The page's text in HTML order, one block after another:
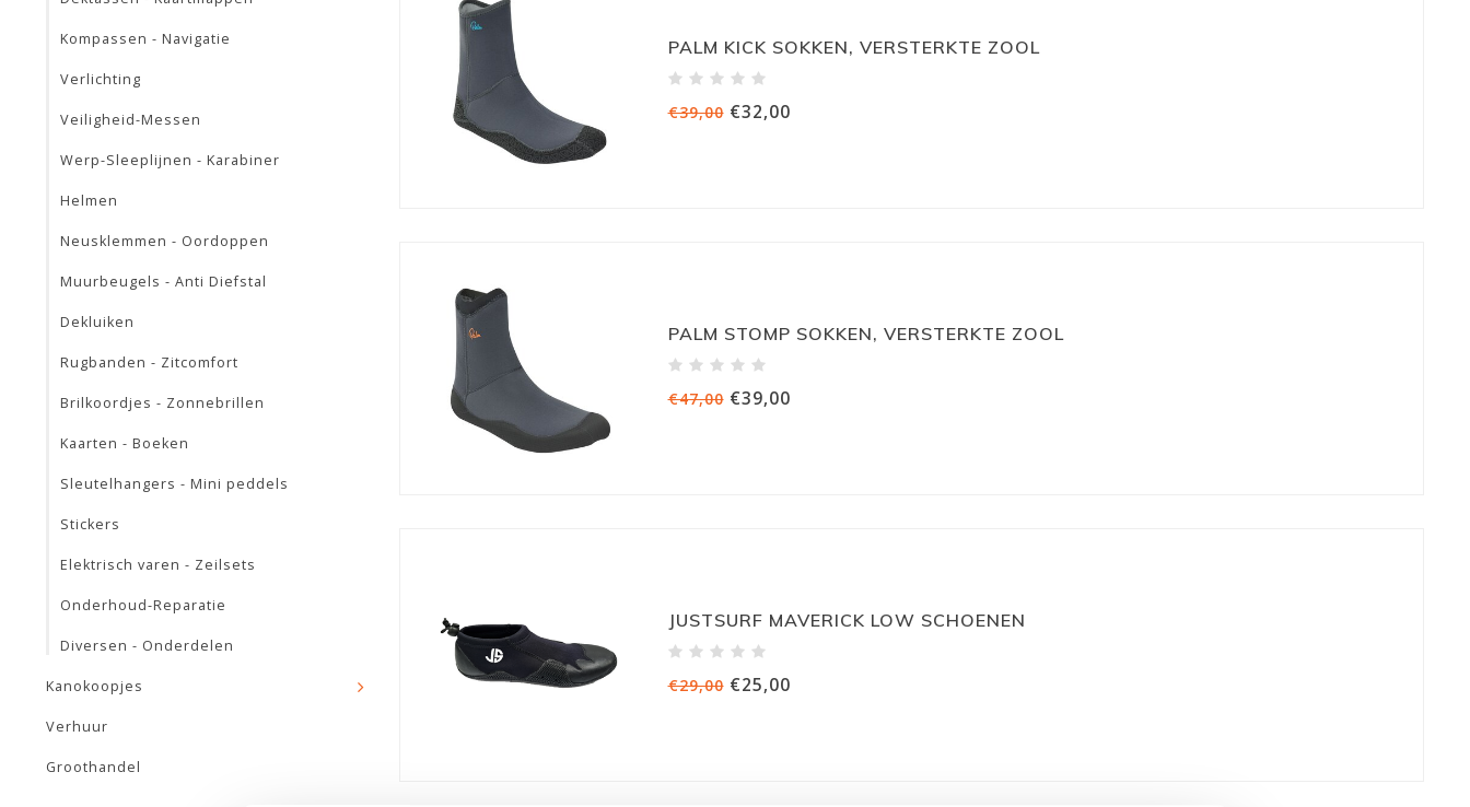
Kompassen - Navigatie
Verlichting
Veiligheid-Messen
Werp-Sleeplijnen - Karabiner
Helmen
Neusklemmen - Oordoppen
Muurbeugels - Anti Diefstal
Dekluiken
Rugbanden - Zitcomfort
Brilkoordjes - Zonnebrillen
Kaarten - Boeken
Sleutelhangers - Mini peddels
Stickers
Elektrisch varen - Zeilsets
Onderhoud-Reparatie
Diversen - Onderdelen
Kanokoopjes
Verhuur
Groothandel
PALM KICK SOKKEN, VERSTERKTE ZOOL
€39,00€32,00
PALM STOMP SOKKEN, VERSTERKTE ZOOL
€47,00€39,00
JUSTSURF MAVERICK LOW SCHOENEN
€29,00€25,00